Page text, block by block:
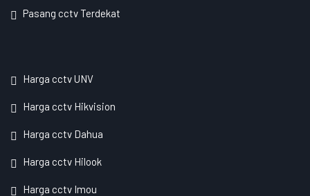
Pasang cctv Terdekat
Harga cctv UNV
Harga cctv Hikvision
Harga cctv Dahua
Harga cctv Hilook
Harga cctv Imou